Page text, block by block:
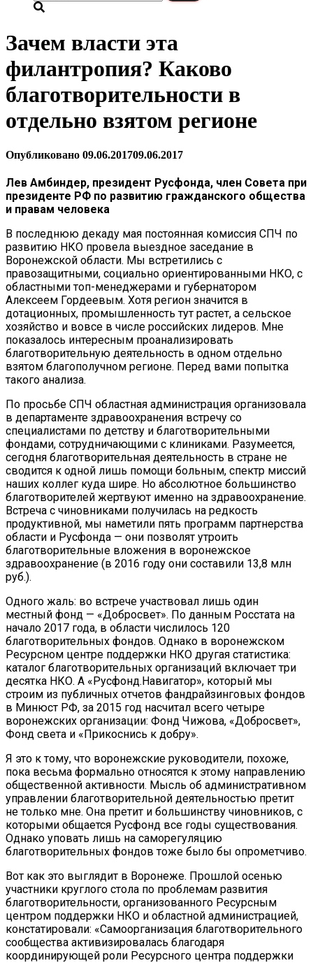
Зачем власти эта
филантропия? Каково
благотворительности в
отдельно взятом регионе
Опубликовано 09.06.201709.06.2017
Лев Амбиндер, президент Русфонда, член Совета при
президенте РФ по развитию гражданского общества
и правам человека
В последнюю декаду мая постоянная комиссия СПЧ по
развитию НКО провела выездное заседание в
Воронежской области. Мы встретились с
правозащитными, социально ориентированными НКО, с
областными топ-менеджерами и губернатором
Алексеем Гордеевым. Хотя регион значится в
дотационных, промышленность тут растет, а сельское
хозяйство и вовсе в числе российских лидеров. Мне
показалось интересным проанализировать
благотворительную деятельность в одном отдельно
взятом благополучном регионе. Перед вами попытка
такого анализа.
По просьбе СПЧ областная администрация организовала
в департаменте здравоохранения встречу со
специалистами по детству и благотворительными
фондами, сотрудничающими с клиниками. Разумеется,
сегодня благотворительная деятельность в стране не
сводится к одной лишь помощи больным, спектр миссий
наших коллег куда шире. Но абсолютное большинство
благотворителей жертвуют именно на здравоохранение.
Встреча с чиновниками получилась на редкость
продуктивной, мы наметили пять программ партнерства
области и Русфонда — они позволят утроить
благотворительные вложения в воронежское
здравоохранение (в 2016 году они составили 13,8 млн
руб.).
Одного жаль: во встрече участвовал лишь один
местный фонд — «Добросвет». По данным Росстата на
начало 2017 года, в области числилось 120
благотворительных фондов. Однако в воронежском
Ресурсном центре поддержки НКО другая статистика:
каталог благотворительных организаций включает три
десятка НКО. А «Русфонд.Навигатор», который мы
строим из публичных отчетов фандрайзинговых фондов
в Минюст РФ, за 2015 год насчитал всего четыре
воронежских организации: Фонд Чижова, «Добросвет»,
Фонд света и «Прикоснись к добру».
Я это к тому, что воронежские руководители, похоже,
пока весьма формально относятся к этому направлению
общественной активности. Мысль об административном
управлении благотворительной деятельностью претит
не только мне. Она претит и большинству чиновников, с
которыми общается Русфонд все годы существования.
Однако уповать лишь на саморегуляцию
благотворительных фондов тоже было бы опрометчиво.
Вот как это выглядит в Воронеже. Прошлой осенью
участники круглого стола по проблемам развития
благотворительности, организованного Ресурсным
центром поддержки НКО и областной администрацией,
констатировали: «Самоорганизация благотворительного
сообщества активизировалась благодаря
координирующей роли Ресурсного центра поддержки